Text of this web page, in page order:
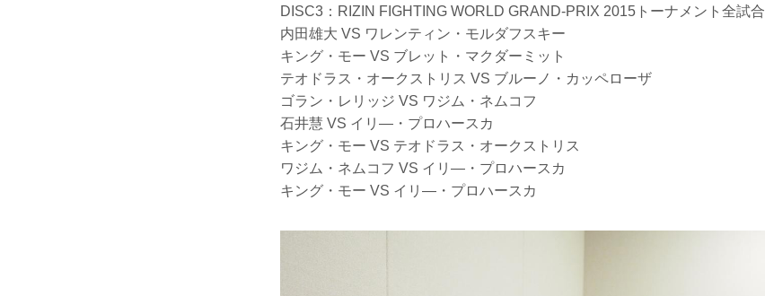
DISC3：RIZIN FIGHTING WORLD GRAND-PRIX 2015トーナメント全試合
内田雄大 VS ワレンティン・モルダフスキー
キング・モー VS ブレット・マクダーミット
テオドラス・オークストリス VS ブルーノ・カッペローザ
ゴラン・レリッジ VS ワジム・ネムコフ
石井慧 VS イリ―・プロハースカ
キング・モー VS テオドラス・オークストリス
ワジム・ネムコフ VS イリ―・プロハースカ
キング・モー VS イリ―・プロハースカ